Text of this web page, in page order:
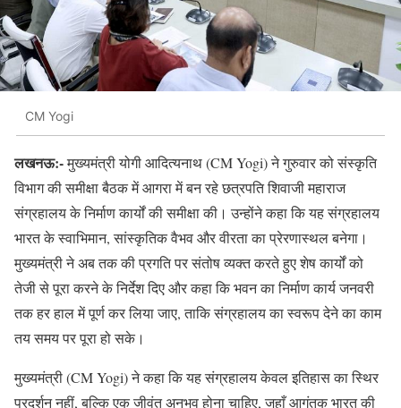
CM Yogi
लखनऊ:-मुख्यमंत्री योगी आदित्यनाथ (CM Yogi) ने गुरुवार को संस्कृति
विभाग की समीक्षा बैठक में आगरा में बन रहे छत्रपति शिवाजी महाराज
संग्रहालय के निर्माण कार्यों की समीक्षा की। उन्होंने कहा कि यह संग्रहालय
भारत के स्वाभिमान, सांस्कृतिक वैभव और वीरता का प्रेरणास्थल बनेगा।
मुख्यमंत्री ने अब तक की प्रगति पर संतोष व्यक्त करते हुए शेष कार्यों को
तेजी से पूरा करने के निर्देश दिए और कहा कि भवन का निर्माण कार्य जनवरी
तक हर हाल में पूर्ण कर लिया जाए, ताकि संग्रहालय का स्वरूप देने का काम
तय समय पर पूरा हो सके।
मुख्यमंत्री (CM Yogi) ने कहा कि यह संग्रहालय केवल इतिहास का स्थिर
प्रदर्शन नहीं, बल्कि एक जीवंत अनुभव होना चाहिए, जहाँ आगंतुक भारत की